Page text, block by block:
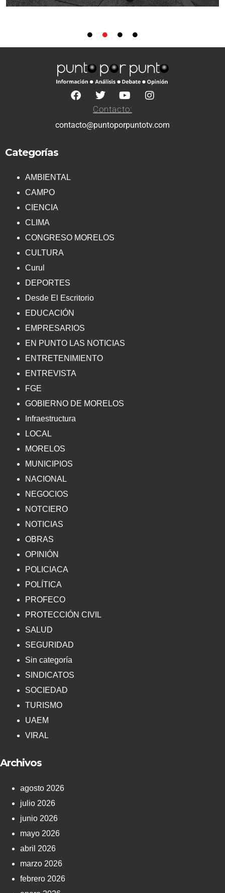
Contacto:
contacto@puntoporpuntotv.com
Categorías
AMBIENTAL
CAMPO
CIENCIA
CLIMA
CONGRESO MORELOS
CULTURA
Curul
DEPORTES
Desde El Escritorio
EDUCACIÓN
EMPRESARIOS
EN PUNTO LAS NOTICIAS
ENTRETENIMIENTO
ENTREVISTA
FGE
GOBIERNO DE MORELOS
Infraestructura
LOCAL
MORELOS
MUNICIPIOS
NACIONAL
NEGOCIOS
NOTCIERO
NOTICIAS
OBRAS
OPINIÓN
POLICIACA
POLÍTICA
PROFECO
PROTECCIÓN CIVIL
SALUD
SEGURIDAD
Sin categoría
SINDICATOS
SOCIEDAD
TURISMO
UAEM
VIRAL
Archivos
agosto 2026
julio 2026
junio 2026
mayo 2026
abril 2026
marzo 2026
febrero 2026